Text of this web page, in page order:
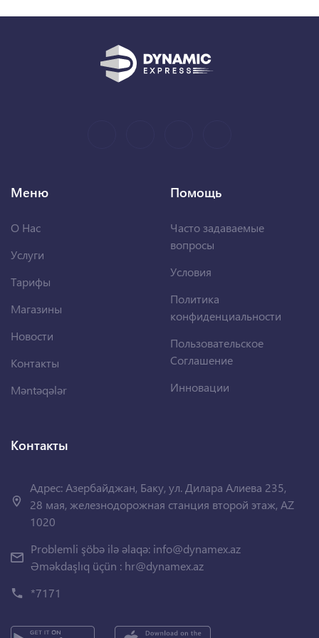
Меню
О Нас
Услуги
Тарифы
Магазины
Новости
Контакты
Məntəqələr
Помощь
Часто задаваемые
вопросы
Условия
Политика
конфиденциальности
Пользовательское
Соглашение
Инновации
Контакты
Адрес: Азербайджан, Баку, ул. Дилара Алиева 235,
28 мая, железнодорожная станция второй этаж, AZ
1020
Problemli şöbə ilə əlaqə: info@dynamex.az
Əməkdaşlıq üçün : hr@dynamex.az
*7171